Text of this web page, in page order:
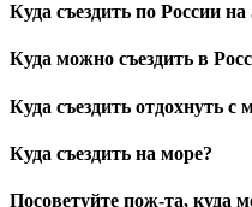
Куда съездить по России на
Куда можно съездить в
Куда съездить отдохнуть
Куда съездить на море?
Посоветуйте пож-та, куда